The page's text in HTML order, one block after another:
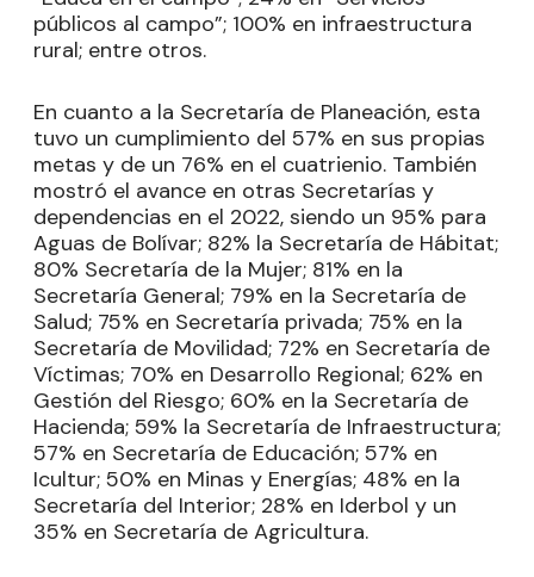
públicos al campo”; 100% en infraestructura
rural; entre otros.
En cuanto a la Secretaría de Planeación, esta
tuvo un cumplimiento del 57% en sus propias
metas y de un 76% en el cuatrienio. También
mostró el avance en otras Secretarías y
dependencias en el 2022, siendo un 95% para
Aguas de Bolívar; 82% la Secretaría de Hábitat;
80% Secretaría de la Mujer; 81% en la
Secretaría General; 79% en la Secretaría de
Salud; 75% en Secretaría privada; 75% en la
Secretaría de Movilidad; 72% en Secretaría de
Víctimas; 70% en Desarrollo Regional; 62% en
Gestión del Riesgo; 60% en la Secretaría de
Hacienda; 59% la Secretaría de Infraestructura;
57% en Secretaría de Educación; 57% en
Icultur; 50% en Minas y Energías; 48% en la
Secretaría del Interior; 28% en Iderbol y un
35% en Secretaría de Agricultura.